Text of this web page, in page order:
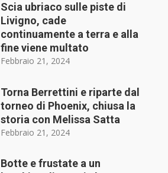
Scia ubriaco sulle piste di
Livigno, cade
continuamente a terra e alla
fine viene multato
Febbraio 21, 2024
Torna Berrettini e riparte dal
torneo di Phoenix, chiusa la
storia con Melissa Satta
Febbraio 21, 2024
Botte e frustate a un